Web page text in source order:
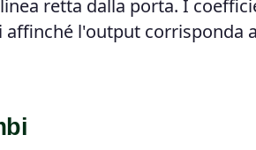
retta dalla porta. I
l'output corrisponda